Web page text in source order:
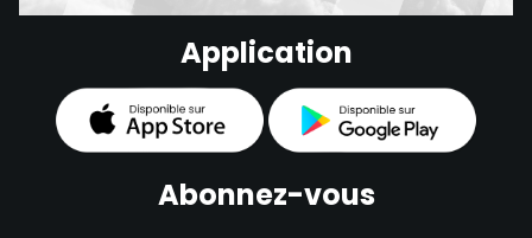
Tacos
Sandwichs
Application
Abonnez-vous